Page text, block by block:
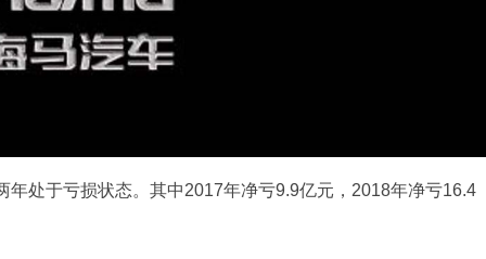
处于亏损状态。其中2017年净亏9.9亿元，2018年净亏16.4